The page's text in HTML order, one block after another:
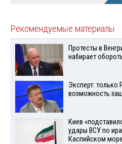
Рекомендуемые материалы
Протесты в
набирает
Эксперт:
возможность
Киев
удары ВСУ по
Каспийском море